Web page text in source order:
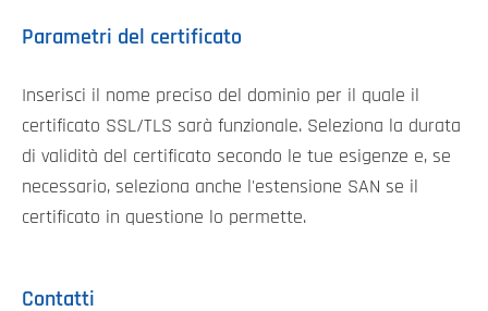
Parametri del certificato
Inserisci il nome preciso del dominio per il quale il
certificato SSL/TLS sarà funzionale. Seleziona la durata
di validità del certificato secondo le tue esigenze e, se
necessario, seleziona anche l'estensione SAN se il
certificato in questione lo permette.
Contatti